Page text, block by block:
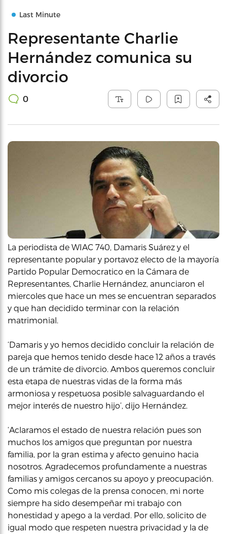
Last Minute
Representante Charlie
Hernández comunica su
divorcio
0
La periodista de WIAC 740, Damaris Suárez y el
representante popular y portavoz electo de la mayoría
Partido Popular Democratico en la Cámara de
Representantes, Charlie Hernández, anunciaron el
miercoles que hace un mes se encuentran separados
y que han decidido terminar con la relación
matrimonial.
‘Damaris y yo hemos decidido concluir la relación de
pareja que hemos tenido desde hace 12 años a través
de un trámite de divorcio. Ambos queremos concluir
esta etapa de nuestras vidas de la forma más
armoniosa y respetuosa posible salvaguardando el
mejor interés de nuestro hijo’, dijo Hernández.
‘Aclaramos el estado de nuestra relación pues son
muchos los amigos que preguntan por nuestra
familia, por la gran estima y afecto genuino hacia
nosotros. Agradecemos profundamente a nuestras
familias y amigos cercanos su apoyo y preocupación.
Como mis colegas de la prensa conocen, mi norte
siempre ha sido desempeñar mi trabajo con
honestidad y apego a la verdad. Por ello, solicito de
igual modo que respeten nuestra privacidad y la de